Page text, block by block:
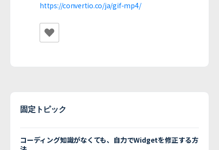
https://convertio.co/ja/gif-mp4/
固定トピック
コーディング知識がなくても、自力でWidgetを修正する方